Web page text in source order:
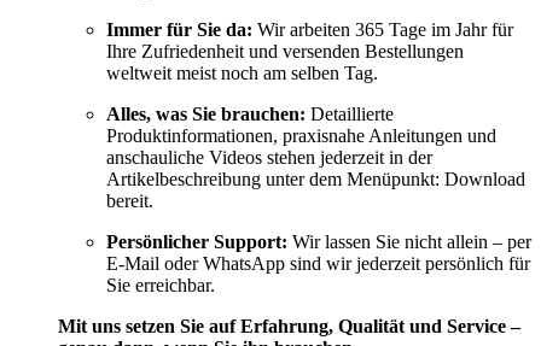
Immer für Sie da: Wir arbeiten 365 Tage im Jahr für
Ihre Zufriedenheit und versenden Bestellungen
weltweit meist noch am selben Tag.
Alles, was Sie brauchen: Detaillierte
Produktinformationen, praxisnahe Anleitungen und
anschauliche Videos stehen jederzeit in der
Artikelbeschreibung unter dem Menüpunkt: Download
bereit.
Persönlicher Support: Wir lassen Sie nicht allein – per
E-Mail oder WhatsApp sind wir jederzeit persönlich für
Sie erreichbar.
Mit uns setzen Sie auf Erfahrung, Qualität und Service –